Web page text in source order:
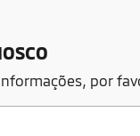
por